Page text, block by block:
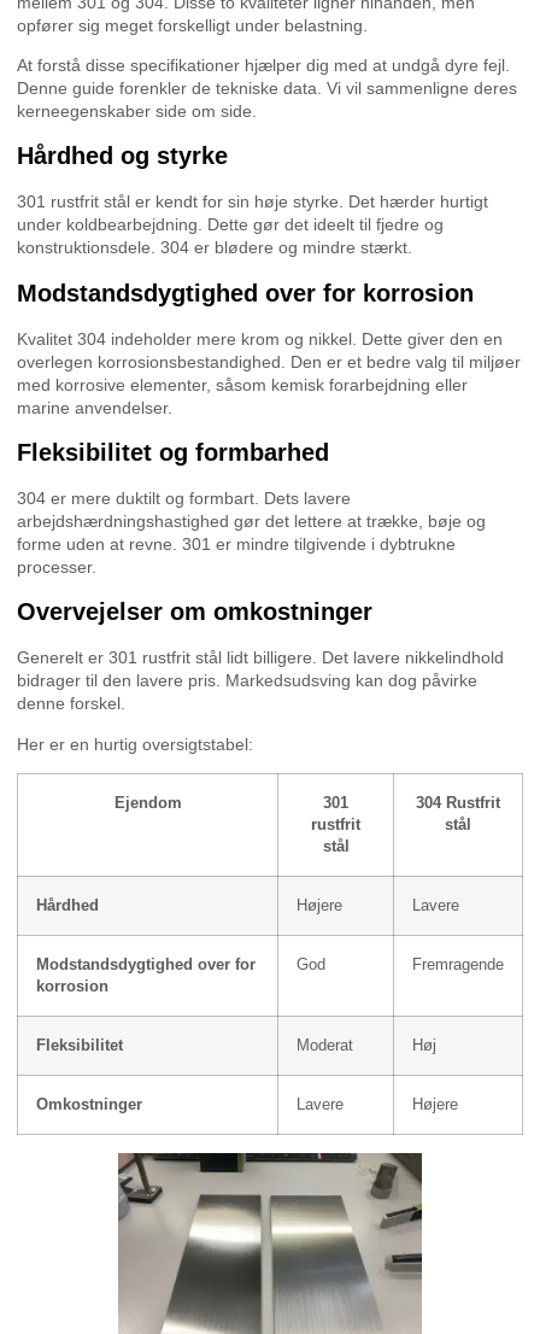
opfører sig meget forskelligt under belastning.
At forstå disse specifikationer hjælper dig med at undgå dyre fejl.
Denne guide forenkler de tekniske data. Vi vil sammenligne deres
kerneegenskaber side om side.
Hårdhed og styrke
301 rustfrit stål er kendt for sin høje styrke. Det hærder hurtigt
under koldbearbejdning. Dette gør det ideelt til fjedre og
konstruktionsdele. 304 er blødere og mindre stærkt.
Modstandsdygtighed over for korrosion
Kvalitet 304 indeholder mere krom og nikkel. Dette giver den en
overlegen korrosionsbestandighed. Den er et bedre valg til miljøer
med korrosive elementer, såsom kemisk forarbejdning eller
marine anvendelser.
Fleksibilitet og formbarhed
304 er mere duktilt og formbart. Dets lavere
arbejdshærdningshastighed gør det lettere at trække, bøje og
forme uden at revne. 301 er mindre tilgivende i dybtrukne
processer.
Overvejelser om omkostninger
Generelt er 301 rustfrit stål lidt billigere. Det lavere nikkelindhold
bidrager til den lavere pris. Markedsudsving kan dog påvirke
denne forskel.
Her er en hurtig oversigtstabel:
Ejendom
301
rustfrit
stål
304 Rustfrit
stål
Hårdhed Højere Lavere
Modstandsdygtighed over for
korrosion
God Fremragende
Fleksibilitet Moderat Høj
Omkostninger Lavere Højere